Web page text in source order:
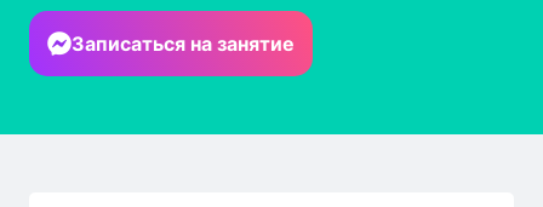
Записаться на занятие